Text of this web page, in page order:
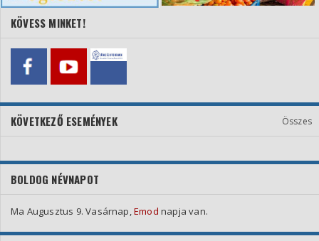
KÖVESS MINKET!
KÖVETKEZŐ ESEMÉNYEK Összes
BOLDOG NÉVNAPOT
Ma Augusztus 9. Vasárnap, Emod napja van.